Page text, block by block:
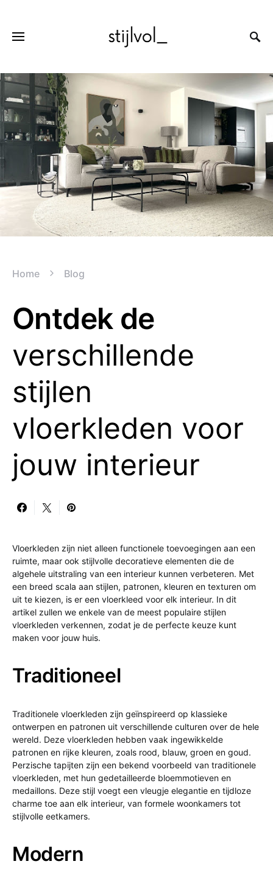
Home Blog
Ontdek de
verschillende
stijlen
vloerkleden voor
jouw interieur
Vloerkleden zijn niet alleen functionele toevoegingen aan een
ruimte, maar ook stijlvolle decoratieve elementen die de
algehele uitstraling van een interieur kunnen verbeteren. Met
een breed scala aan stijlen, patronen, kleuren en texturen om
uit te kiezen, is er een vloerkleed voor elk interieur. In dit
artikel zullen we enkele van de meest populaire stijlen
vloerkleden verkennen, zodat je de perfecte keuze kunt
maken voor jouw huis.
Traditioneel
Traditionele vloerkleden zijn geïnspireerd op klassieke
ontwerpen en patronen uit verschillende culturen over de hele
wereld. Deze vloerkleden hebben vaak ingewikkelde
patronen en rijke kleuren, zoals rood, blauw, groen en goud.
Perzische tapijten zijn een bekend voorbeeld van traditionele
vloerkleden, met hun gedetailleerde bloemmotieven en
medaillons. Deze stijl voegt een vleugje elegantie en tijdloze
charme toe aan elk interieur, van formele woonkamers tot
stijlvolle eetkamers.
Modern